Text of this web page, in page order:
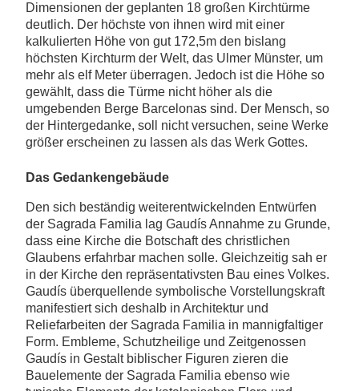
Dimensionen der geplanten 18 großen Kirchtürme
deutlich. Der höchste von ihnen wird mit einer
kalkulierten Höhe von gut 172,5m den bislang
höchsten Kirchturm der Welt, das Ulmer Münster, um
mehr als elf Meter überragen. Jedoch ist die Höhe so
gewählt, dass die Türme nicht höher als die
umgebenden Berge Barcelonas sind. Der Mensch, so
der Hintergedanke, soll nicht versuchen, seine Werke
größer erscheinen zu lassen als das Werk Gottes.
Das Gedankengebäude
Den sich beständig weiterentwickelnden Entwürfen
der Sagrada Familia lag Gaudís Annahme zu Grunde,
dass eine Kirche die Botschaft des christlichen
Glaubens erfahrbar machen solle. Gleichzeitig sah er
in der Kirche den repräsentativsten Bau eines Volkes.
Gaudís überquellende symbolische Vorstellungskraft
manifestiert sich deshalb in Architektur und
Reliefarbeiten der Sagrada Familia in mannigfaltiger
Form. Embleme, Schutzheilige und Zeitgenossen
Gaudís in Gestalt biblischer Figuren zieren die
Bauelemente der Sagrada Familia ebenso wie